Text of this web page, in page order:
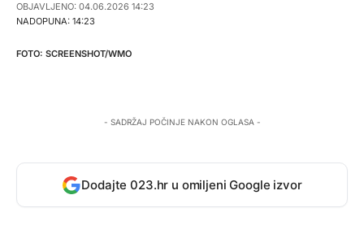
NADOPUNA: 14:23
OBJAVLJENO: 04.06.2026 14:23
SCREENSHOT/WMO
- SADRŽAJ POČINJE NAKON OGLASA -
Dodajte 023.hr u omiljeni Google izvor